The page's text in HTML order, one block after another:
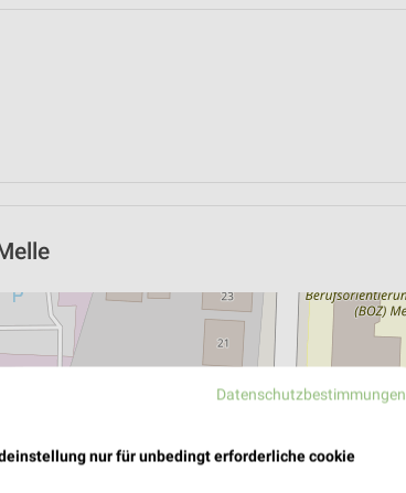
Datenschutzbestimmungen
nur für unbedingt erforderliche cookie